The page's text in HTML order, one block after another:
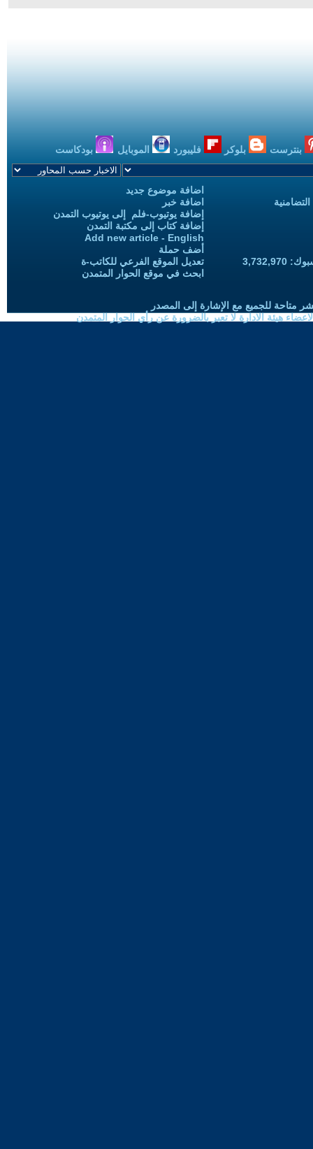
بنترست بلوكر فليبورد الموبايل بودكاست
اضافة موضوع جديد
اضافة خبر
إضافة يوتيوب-فلم إلى يوتيوب التمدن
إضافة كتاب إلى مكتبة التمدن
Add new article - English
أضف حملة
تعديل الموقع الفرعي للكاتب-ة
ابحث في موقع الحوار المتمدن
متاحة للجميع مع الإشارة إلى المصدر
هيئة الادارة لا تعبر بالضرورة عن رأي الحوار المتمدن